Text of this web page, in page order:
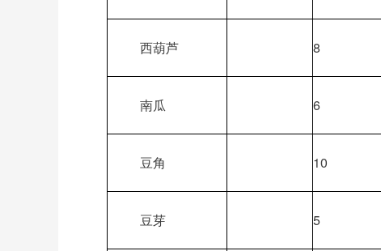
西葫芦 8
南瓜 6
豆角 10
豆芽 5